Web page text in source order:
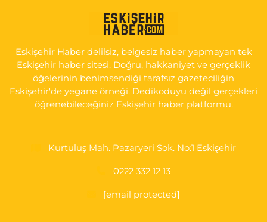
Gültepe Mahallesi, Halk Caddesi No:107 C Odunpazarı Eskişehir
Yol Tarifi Al
Bizim Eczanesi
Emek Mahallesi, Ertaş Caddesi No:12 A Odunpazarı Eskişehir
0 (222) 250 87 69 Yol Tarifi Al
Eskişehir Haber delilsiz, belgesiz haber yapmayan tek
Eskişehir haber sitesi. Doğru, hakkaniyet ve gerçeklik
öğelerinin benimsendiği tarafsız gazeteciliğin
Eskişehir'de yegane örneği. Dedikoduyu değil gerçekleri
öğrenebileceğiniz Eskişehir haber platformu.
Kurtuluş Mah. Pazaryeri Sok. No:1 Eskişehir
0222 332 12 13
[email protected]